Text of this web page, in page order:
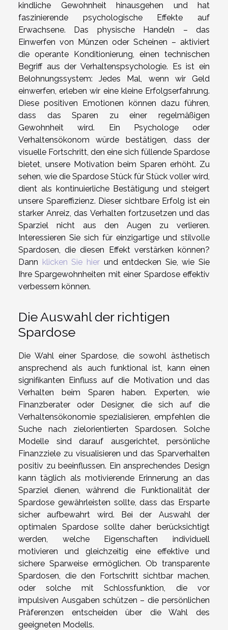
kindliche Gewohnheit hinausgehen und hat
faszinierende psychologische Effekte auf
Erwachsene. Das physische Handeln – das
Einwerfen von Münzen oder Scheinen – aktiviert
die operante Konditionierung, einen technischen
Begriff aus der Verhaltenspsychologie. Es ist ein
Belohnungssystem: Jedes Mal, wenn wir Geld
einwerfen, erleben wir eine kleine Erfolgserfahrung.
Diese positiven Emotionen können dazu führen,
dass das Sparen zu einer regelmäßigen
Gewohnheit wird. Ein Psychologe oder
Verhaltensökonom würde bestätigen, dass der
visuelle Fortschritt, den eine sich füllende Spardose
bietet, unsere Motivation beim Sparen erhöht. Zu
sehen, wie die Spardose Stück für Stück voller wird,
dient als kontinuierliche Bestätigung und steigert
unsere Spareffizienz. Dieser sichtbare Erfolg ist ein
starker Anreiz, das Verhalten fortzusetzen und das
Sparziel nicht aus den Augen zu verlieren.
Interessieren Sie sich für einzigartige und stilvolle
Spardosen, die diesen Effekt verstärken können?
Dann klicken Sie hierund entdecken Sie, wie Sie
Ihre Spargewohnheiten mit einer Spardose effektiv
verbessern können.
Die Auswahl der richtigen
Spardose
Die Wahl einer Spardose, die sowohl ästhetisch
ansprechend als auch funktional ist, kann einen
signifikanten Einfluss auf die Motivation und das
Verhalten beim Sparen haben. Experten, wie
Finanzberater oder Designer, die sich auf die
Verhaltensökonomie spezialisieren, empfehlen die
Suche nach zielorientierten Spardosen. Solche
Modelle sind darauf ausgerichtet, persönliche
Finanzziele zu visualisieren und das Sparverhalten
positiv zu beeinflussen. Ein ansprechendes Design
kann täglich als motivierende Erinnerung an das
Sparziel dienen, während die Funktionalität der
Spardose gewährleisten sollte, dass das Ersparte
sicher aufbewahrt wird. Bei der Auswahl der
optimalen Spardose sollte daher berücksichtigt
werden, welche Eigenschaften individuell
motivieren und gleichzeitig eine effektive und
sichere Sparweise ermöglichen. Ob transparente
Spardosen, die den Fortschritt sichtbar machen,
oder solche mit Schlossfunktion, die vor
impulsiven Ausgaben schützen – die persönlichen
Präferenzen entscheiden über die Wahl des
geeigneten Modells.